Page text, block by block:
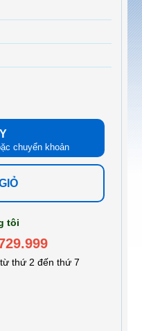
chuyển khoản
tôi
thứ 2 đến thứ 7